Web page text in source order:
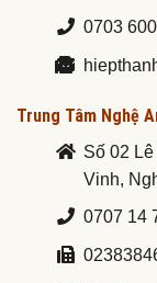
0703
Trung Tâm Nghệ
Số 02
Vinh,
0707 14